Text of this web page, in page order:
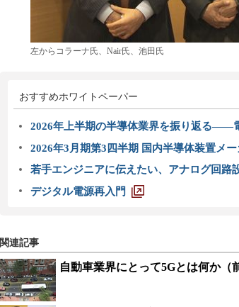
左からコラーナ氏、Nair氏、池田氏
おすすめホワイトペーパー
2026年上半期の半導体業界を振り返る――
2026年3月期第3四半期 国内半導体装置メ
若手エンジニアに伝えたい、アナログ回路
デジタル電源再入門
関連記事
自動車業界にとって5Gとは何か（